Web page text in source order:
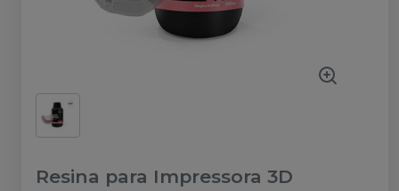
Resina para Impressora 3D